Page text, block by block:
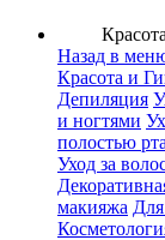
Назад в
Красота и
Депиляция
и ногтями
полостью рта
Уход за
макияжа